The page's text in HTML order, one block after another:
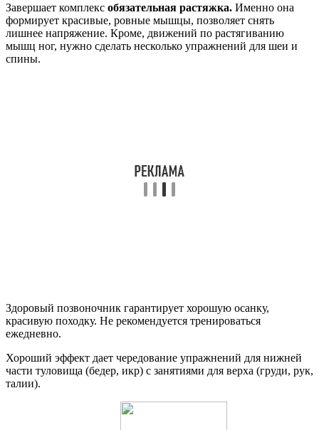
Завершает комплекс обязательная растяжка. Именно она
формирует красивые, ровные мышцы, позволяет снять
лишнее напряжение. Кроме, движений по растягиванию
мышц ног, нужно сделать несколько упражнений для шеи и
спины.
Здоровый позвоночник гарантирует хорошую осанку,
красивую походку. Не рекомендуется тренироваться
ежедневно.
Хороший эффект дает чередование упражнений для нижней
части туловища (бедер, икр) с занятиями для верха (груди, рук,
талии).